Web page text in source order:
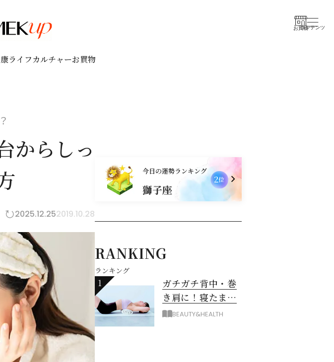
お買物コンテンツ
ライフカルチャーお買物
からしっ
2025.12.252019.10.28
今日の運勢ランキング
獅子座
2位
RANKING
ランキング
1
ガチガチ背中・巻
き肩に！寝たまま
バスタオル「おう
BEAUTY&HEALTH